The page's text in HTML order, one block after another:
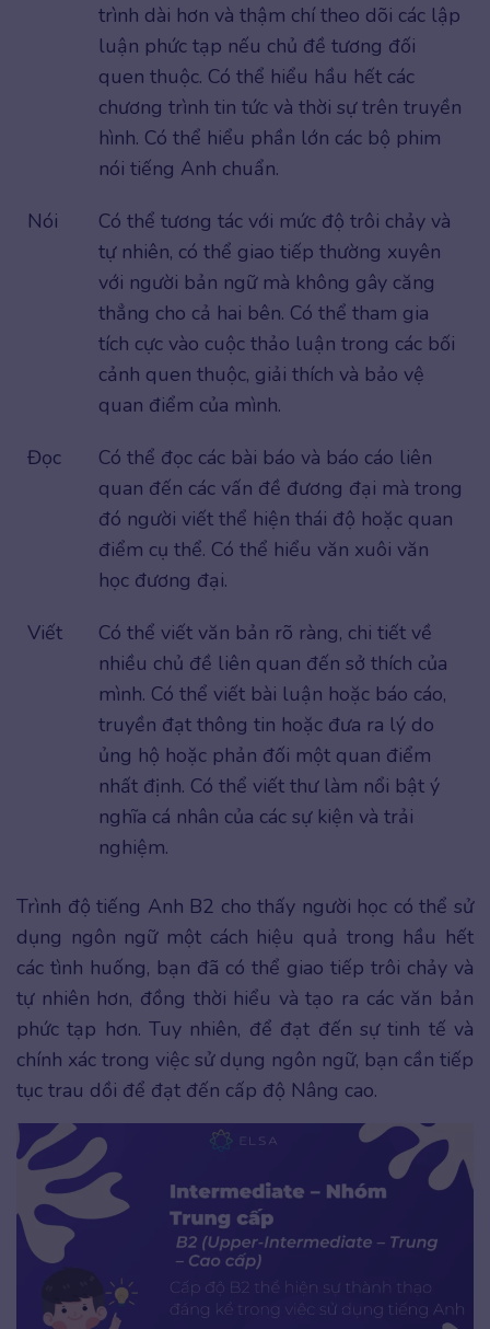
trình dài hơn và thậm chí theo dõi các lập
luận phức tạp nếu chủ đề tương đối
quen thuộc. Có thể hiểu hầu hết các
chương trình tin tức và thời sự trên truyền
hình. Có thể hiểu phần lớn các bộ phim
nói tiếng Anh chuẩn.
Nói
Có thể tương tác với mức độ trôi chảy và
tự nhiên, có thể giao tiếp thường xuyên
với người bản ngữ mà không gây căng
thẳng cho cả hai bên. Có thể tham gia
tích cực vào cuộc thảo luận trong các bối
cảnh quen thuộc, giải thích và bảo vệ
quan điểm của mình.
Đọc
Có thể đọc các bài báo và báo cáo liên
quan đến các vấn đề đương đại mà trong
đó người viết thể hiện thái độ hoặc quan
điểm cụ thể. Có thể hiểu văn xuôi văn
học đương đại.
Viết
Có thể viết văn bản rõ ràng, chi tiết về
nhiều chủ đề liên quan đến sở thích của
mình. Có thể viết bài luận hoặc báo cáo,
truyền đạt thông tin hoặc đưa ra lý do
ủng hộ hoặc phản đối một quan điểm
nhất định. Có thể viết thư làm nổi bật ý
nghĩa cá nhân của các sự kiện và trải
nghiệm.
Trình độ tiếng Anh B2 cho thấy người học có thể sử
dụng ngôn ngữ một cách hiệu quả trong hầu hết
các tình huống, bạn đã có thể giao tiếp trôi chảy và
tự nhiên hơn, đồng thời hiểu và tạo ra các văn bản
phức tạp hơn. Tuy nhiên, để đạt đến sự tinh tế và
chính xác trong việc sử dụng ngôn ngữ, bạn cần tiếp
tục trau dồi để đạt đến cấp độ Nâng cao.